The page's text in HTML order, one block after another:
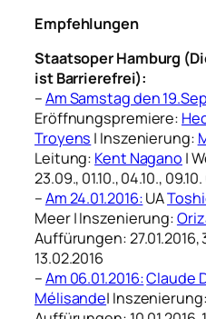
Empfehlungen
Staatsoper Hamburg
ist Barrierefrei):
–Am Samstag den
Eröffnungspremiere:
Troyens | Inszenierung:
Leitung: Kent Nagano |
23.09., 01.10., 04.10.,
–Am 24.01.2016:UA
Meer | Inszenierung:
Auffürungen: 27.01.2016,
13.02.2016
–Am 06.01.2016:Claude
Mélisande| Inszenierung: